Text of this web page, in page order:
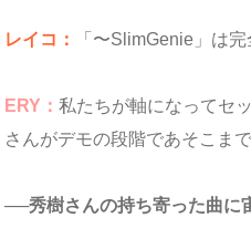
レイコ： 「〜SlimGenie」は
ERY： 私たちが軸になってセ
さんがデモの段階であそこま
──秀樹さんの持ち寄った曲に